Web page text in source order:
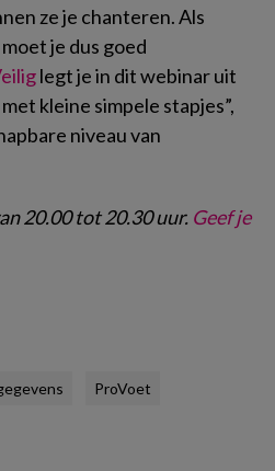
ze je chanteren. Als
je dus goed
legt je in dit webinar uit
kleine simpele stapjes”,
niveau van
20.00 tot 20.30 uur. Geef je
ProVoet